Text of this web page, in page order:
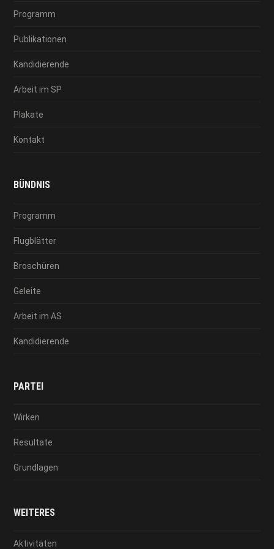
Programm
Publikationen
Kandidierende
Arbeit im SP
Plakate
Kontakt
BÜNDNIS
Programm
Flugblätter
Broschüren
Geleite
Arbeit im AS
Kandidierende
PARTEI
Wirken
Resultate
Grundlagen
WEITERES
Aktivitäten